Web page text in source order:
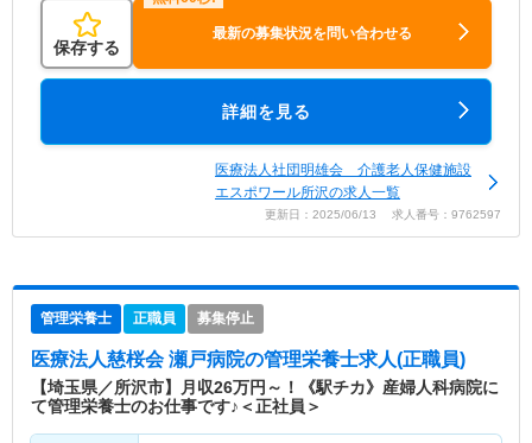
保存する
最新の募集状況を問い合わせる
詳細を見る
医療法人社団明雄会 介護老人保健施設
エスポワール所沢の求人一覧
更新日：2025/06/13 求人番号：9762597
管理栄養士 正職員 募集停止
医療法人慈桜会 瀬戸病院の管理栄養士求人(正職員)
【埼玉県／所沢市】月収26万円～！《駅チカ》産婦人科病院に
て管理栄養士のお仕事です♪＜正社員＞